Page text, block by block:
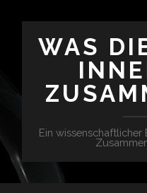
WAS
Ein